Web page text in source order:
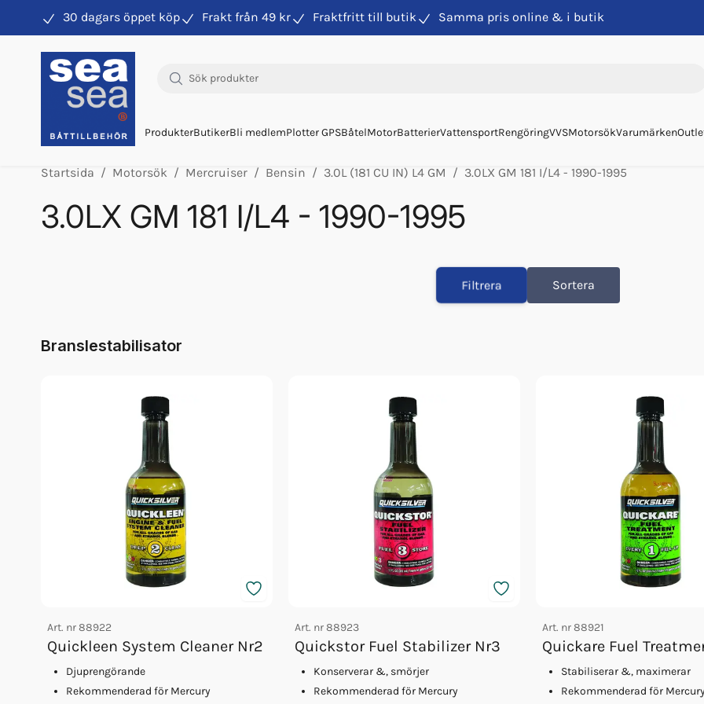
30 dagars öppet köp Frakt från 49 kr Fraktfritt till butik Samma pris online & i butik
ProdukterButikerBli medlemPlotter GPSBåtelMotorBatterierVattensportRengöringVVSMotorsökVarumärken
Hitta rätt produkter till din båtmotor
Startsida Motorsök Mercruiser Bensin 3.0L (181 CU IN) L4 GM 3.0LX GM 181 I/L4 - 1990-1995
3.0LX GM 181 I/L4 - 1990-1995
Filtrera Sortera
Branslestabilisator
Art. nr88922
Quickleen System Cleaner Nr2
Djuprengörande
Rekommenderad för Mercury
Art. nr88923
Quickstor Fuel Stabilizer Nr3
Konserverar &, smörjer
Rekommenderad för Mercury
Art. nr88921
Quickare Fuel
Stabiliserar &, maximerar
Rekommenderad för